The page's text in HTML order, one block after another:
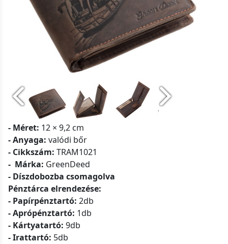
- Méret: 12 × 9,2 cm
- Anyaga: valódi bőr
- Cikkszám: TRAM1021
- Márka: GreenDeed
- Díszdobozba csomagolva
Pénztárca elrendezése:
- Papírpénztartó: 2db
- Aprópénztartó: 1db
- Kártyatartó: 9db
- Irattartó: 5db